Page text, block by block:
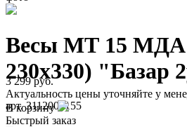
Весы МТ 15 МДА
230х330) "Базар
арт. 3112000155
3 299 руб.
Актуальность цены уточняйте у
В корзину
Быстрый заказ